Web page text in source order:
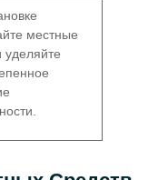
местные